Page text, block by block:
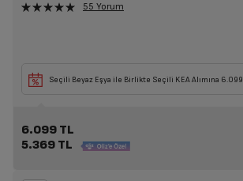
55 Yorum
Seçili Beyaz Eşya ile Birlikte Seçili KEA Alımına
6.099 TL
5.369 TL